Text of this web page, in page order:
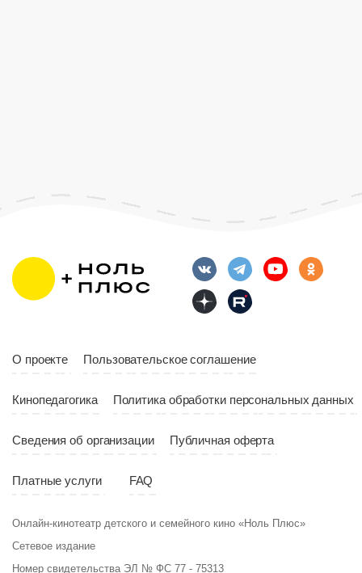
О проекте Пользовательское соглашение
Кинопедагогика Политика обработки персональных данных
Сведения об организации Публичная оферта
Платные услуги FAQ
Онлайн-кинотеатр детского и семейного кино «Ноль Плюс»
Сетевое издание
Номер свидетельства ЭЛ № ФС 77 - 75313